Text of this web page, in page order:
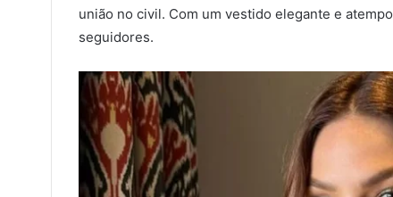
união no civil. Com um vestido elegante e
seguidores.